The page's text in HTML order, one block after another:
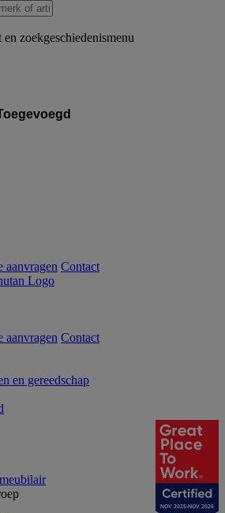
zoekgeschiedenismenu
aanvragen Contact
aanvragen Contact
en gereedschap
NOV 2025-NOV 2026